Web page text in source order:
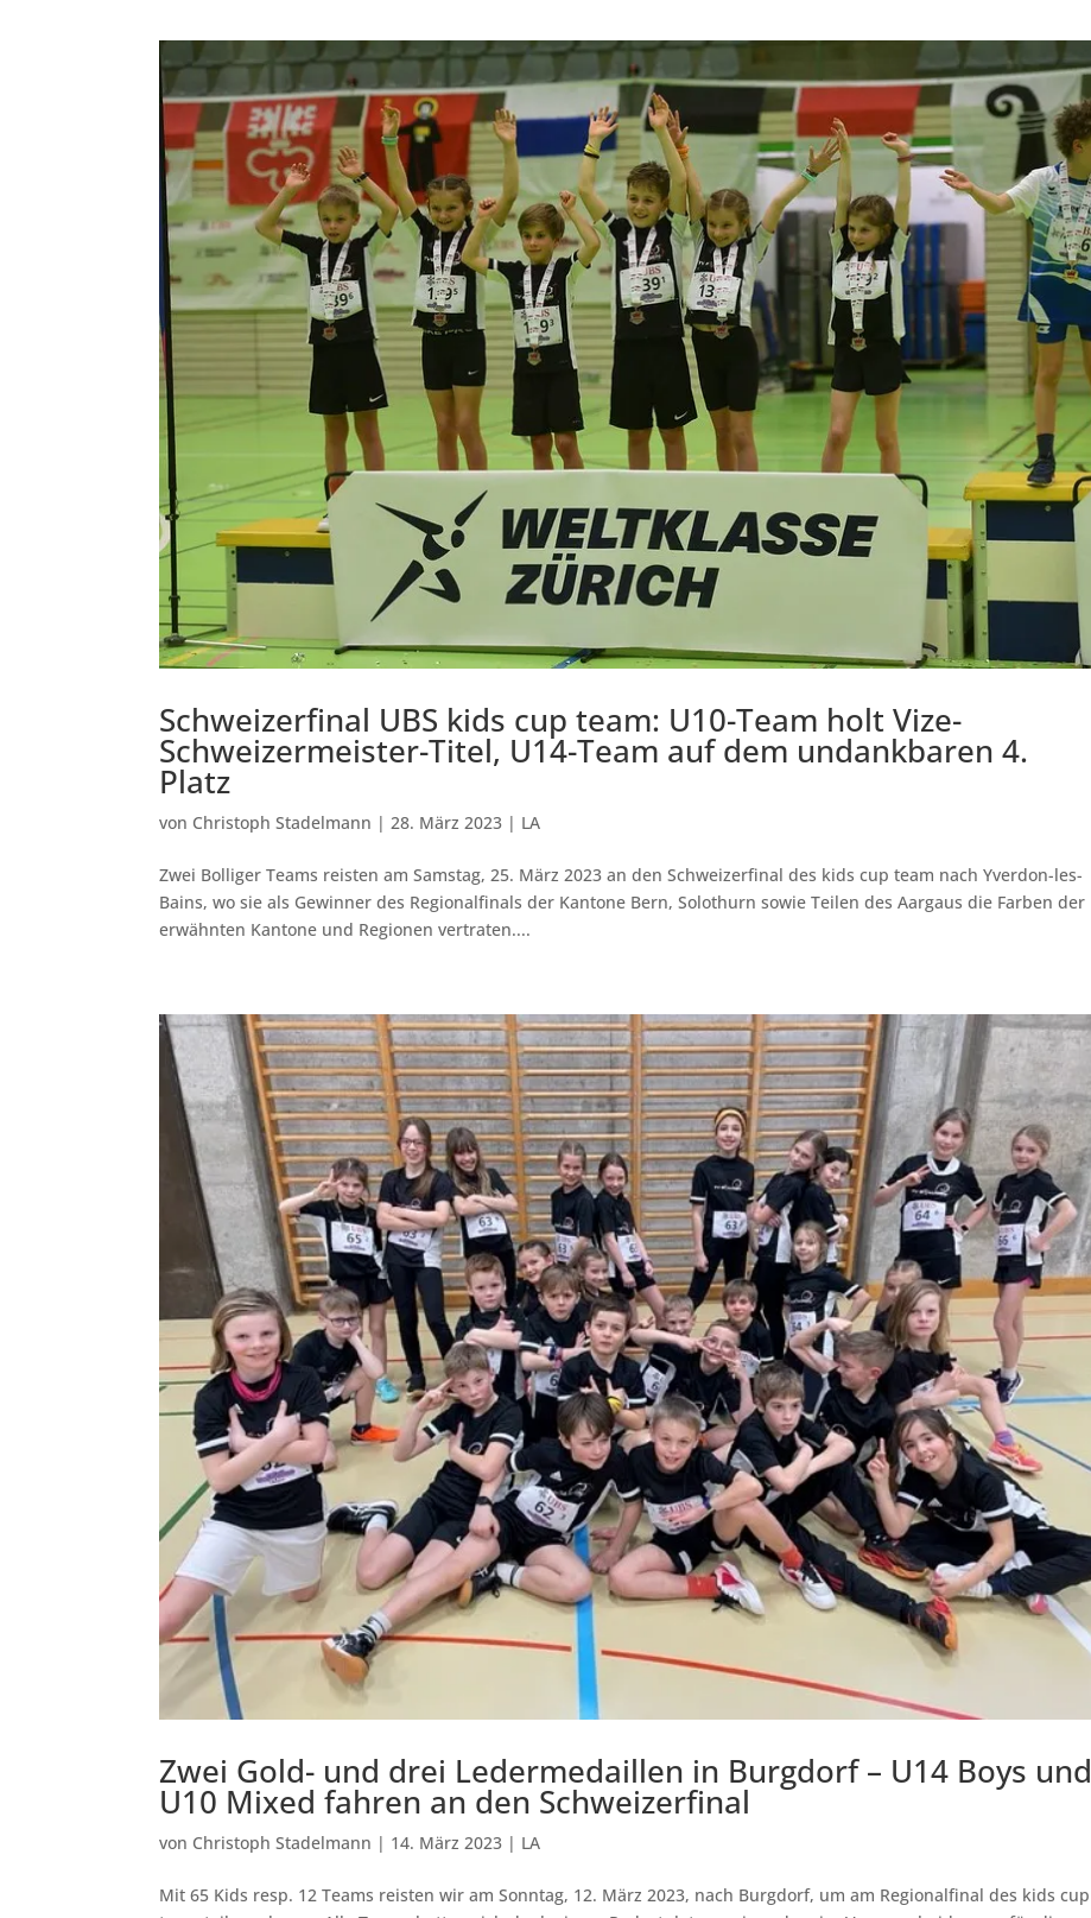
Schweizerfinal UBS kids cup team: U10-Team holt Vize-
Schweizermeister-Titel, U14-Team auf dem undankbaren 4.
Platz
von Christoph Stadelmann | 28. März 2023 | LA
Zwei Bolliger Teams reisten am Samstag, 25. März 2023 an den Schweizerfinal des kids cup team nach Yverdon-les-
Bains, wo sie als Gewinner des Regionalfinals der Kantone Bern, Solothurn sowie Teilen des Aargaus die Farben der
erwähnten Kantone und Regionen vertraten....
Zwei Gold- und drei Ledermedaillen in Burgdorf – U14 Boys und
U10 Mixed fahren an den Schweizerfinal
von Christoph Stadelmann | 14. März 2023 | LA
Mit 65 Kids resp. 12 Teams reisten wir am Sonntag, 12. März 2023, nach Burgdorf, um am Regionalfinal des kids cup